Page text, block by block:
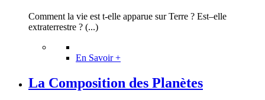
Comment la vie est t-elle apparue sur Terre ? Est–elle
extraterrestre ? (...)
En Savoir +
La Composition des Planètes